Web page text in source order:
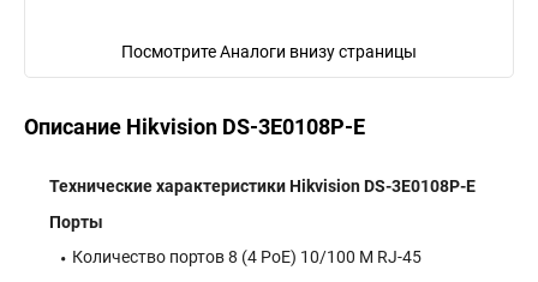
Посмотрите Аналоги внизу страницы
Описание Hikvision DS-3E0108P-E
Технические характеристики Hikvision DS-3E0108P-E
Порты
Количество портов 8 (4 PoE) 10/100 M RJ-45